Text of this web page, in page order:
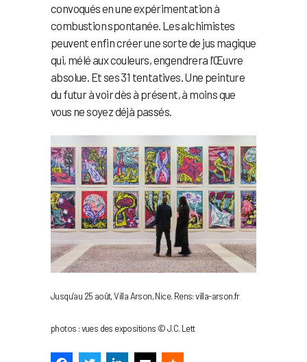
convoqués en une expérimentation à
combustion spontanée. Les alchimistes
peuvent enfin créer une sorte de jus magique
qui, mélé aux couleurs, engendrera l’Œuvre
absolue. Et ses 31 tentatives. Une peinture
du futur à voir dès à présent, à moins que
vous ne soyez déjà passés.
Jusqu’au 25 août, Villa Arson, Nice. Rens: villa-arson.fr
photos : vues des expositions © J.C. Lett